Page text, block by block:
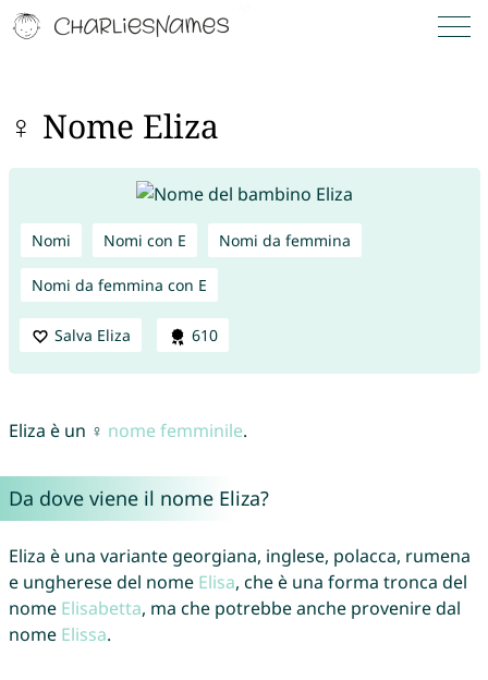
♀ Nome Eliza
Nomi Nomi con E Nomi da femmina
Nomi da femmina con E
Salva Eliza 610
Eliza è un ♀ nome femminile.
Da dove viene il nome Eliza?
Eliza è una variante georgiana, inglese, polacca, rumena
e ungherese del nome Elisa, che è una forma tronca del
nome Elisabetta, ma che potrebbe anche provenire dal
nome Elissa.